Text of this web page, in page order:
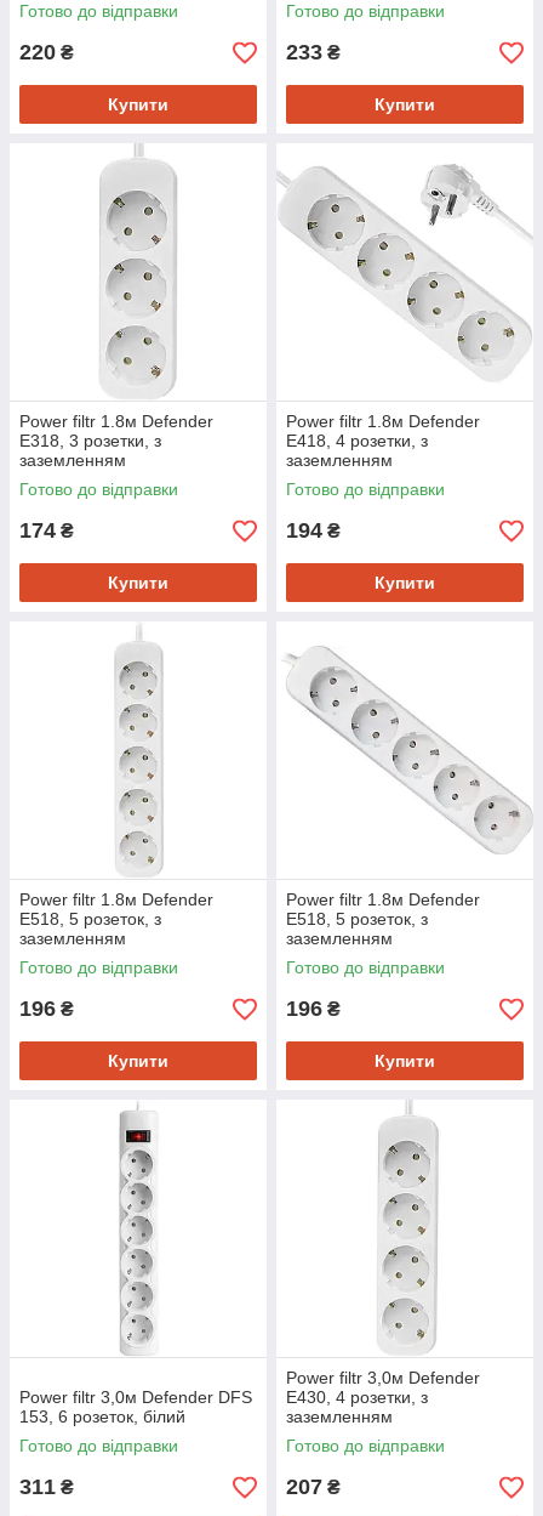
Готово до відправки
220 ₴
Купити
Готово до відправки
233 ₴
Купити
Power filtr 1.8м Defender
E318, 3 розетки, з
заземленням
Готово до відправки
174 ₴
Купити
Power filtr 1.8м Defender
E418, 4 розетки, з
заземленням
Готово до відправки
194 ₴
Купити
Power filtr 1.8м Defender
E518, 5 розеток, з
заземленням
Готово до відправки
196 ₴
Купити
Power filtr 1.8м Defender
E518, 5 розеток, з
заземленням
Готово до відправки
196 ₴
Купити
Power filtr 3,0м Defender DFS
153, 6 розеток, білий
Готово до відправки
311 ₴
Power filtr 3,0м Defender
E430, 4 розетки, з
заземленням
Готово до відправки
207 ₴